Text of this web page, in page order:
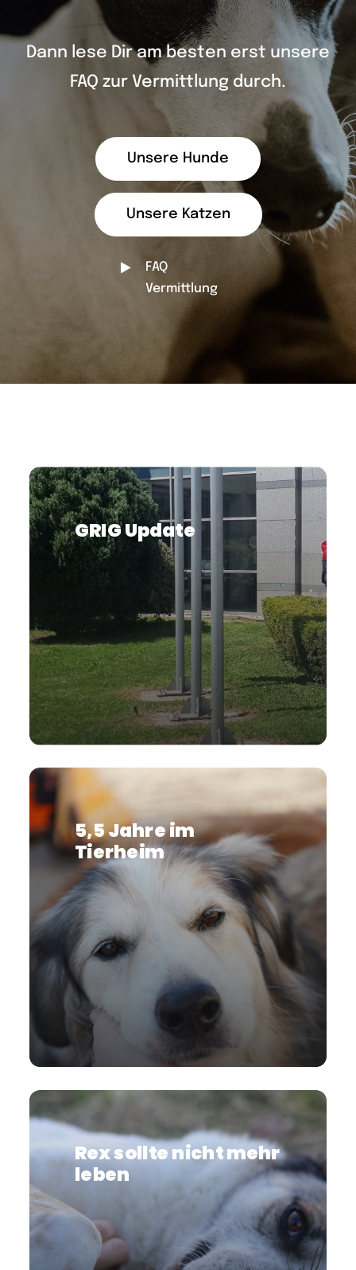
Dann lese Dir am besten erst unsere
FAQ zur Vermittlung durch.
Unsere Hunde
Unsere Katzen
FAQ
Vermittlung
GRIG Update
5,5 Jahre im
Tierheim
Rex sollte nicht mehr
leben